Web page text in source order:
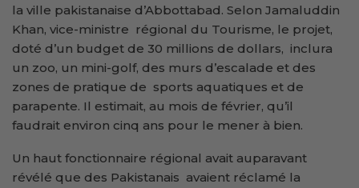
la ville pakistanaise d’Abbottabad. Selon Jamaluddin
Khan, vice-ministre régional du Tourisme, le projet,
doté d’un budget de 30 millions de dollars, inclura
un zoo, un mini-golf, des murs d’escalade et des
zones de pratique de sports aquatiques et de
parapente. Il estimait, au mois de février, qu’il
faudrait environ cinq ans pour le mener à bien.
Un haut fonctionnaire régional avait auparavant
révélé que des Pakistanais avaient réclamé la